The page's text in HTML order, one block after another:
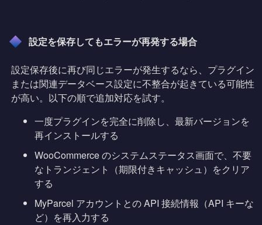
設定を保存してもエラーが再発する場合
設定保存後に再び同じエラーが発生するなら、プラグイン
または関連データベース設定に不整合が起きている可能性
が高い。以下の順で追加対応を試す。
一度プラグインを完全に削除し、最新バージョンを
再インストールする
WooCommerce のシステムステータス画面で、不要
なトランジェント（期限付きキャッシュ）をクリア
する
MyParcel アカウントとの API 接続情報（API キーな
ど）を再入力する